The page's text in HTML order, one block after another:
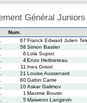
Général
Num.
67 Franck Edward Julien
58 Simon Bastier
6 Lola Supiot
4Enzo Herbreteau
11 Ines Grisot
21 Louise Aussenard
60Gabin Carrie
10Askar Galimov
1 Maxime Boutin
5Maiwenn Langevin